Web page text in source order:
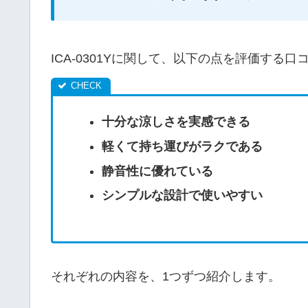
ICA-0301Yに関して、以下の点を評価する口
十分な涼しさを実感できる
軽くて持ち運びがラクである
静音性に優れている
シンプルな設計で使いやすい
それぞれの内容を、1つずつ紹介します。